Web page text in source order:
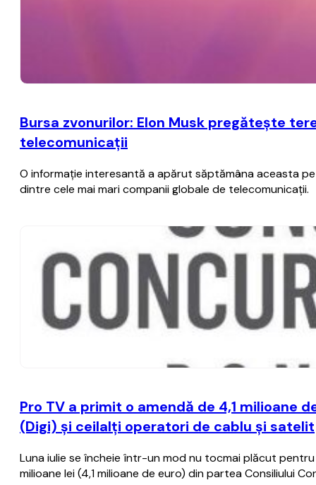
Bursa zvonurilor: Elon Musk pregăteşte
telecomunicaţii
O informaţie interesantă a apărut săptămâna aceasta
dintre cele mai mari companii globale de telecomunicaţii.
Pro TV a primit o amendă de 4,1 milioane
(Digi) şi ceilalţi operatori de cablu şi satelit
Luna iulie se încheie într-un mod nu tocmai plăcut
milioane lei (4,1 milioane de euro) din partea Consiliului